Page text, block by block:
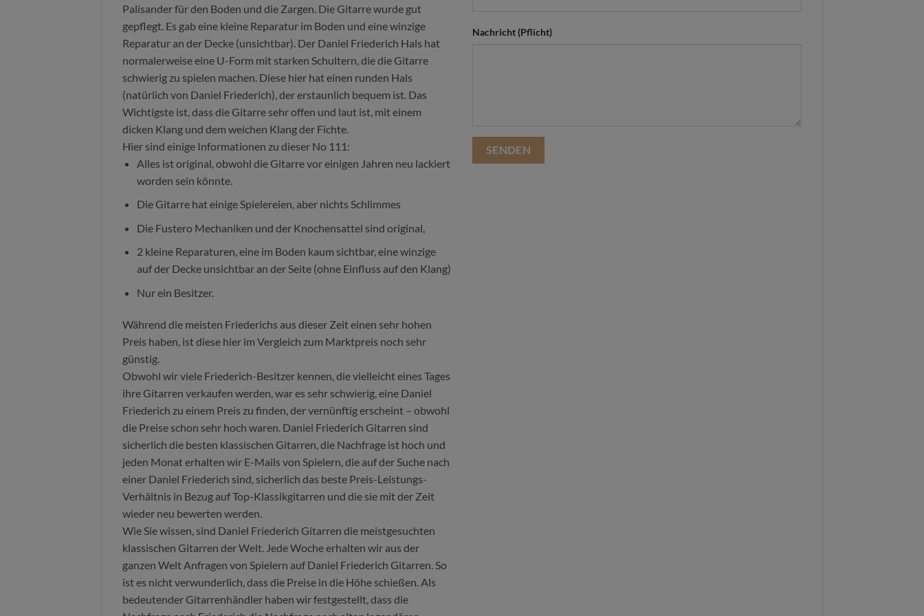
Palisander für den Boden und die Zargen. Die Gitarre wurde gut
gepflegt. Es gab eine kleine Reparatur im Boden und eine winzige
Reparatur an der Decke (unsichtbar). Der Daniel Friederich Hals hat
normalerweise eine U-Form mit starken Schultern, die die Gitarre
schwierig zu spielen machen. Diese hier hat einen runden Hals
(natürlich von Daniel Friederich), der erstaunlich bequem ist. Das
Wichtigste ist, dass die Gitarre sehr offen und laut ist, mit einem
dicken Klang und dem weichen Klang der Fichte.
Hier sind einige Informationen zu dieser No 111:
Alles ist original, obwohl die Gitarre vor einigen Jahren neu lackiert
worden sein könnte.
Die Gitarre hat einige Spielereien, aber nichts Schlimmes
Die Fustero Mechaniken und der Knochensattel sind original,
2 kleine Reparaturen, eine im Boden kaum sichtbar, eine winzige
auf der Decke unsichtbar an der Seite (ohne Einfluss auf den Klang)
Nur ein Besitzer.
Während die meisten Friederichs aus dieser Zeit einen sehr hohen
Preis haben, ist diese hier im Vergleich zum Marktpreis noch sehr
günstig.
Obwohl wir viele Friederich-Besitzer kennen, die vielleicht eines Tages
ihre Gitarren verkaufen werden, war es sehr schwierig, eine Daniel
Friederich zu einem Preis zu finden, der vernünftig erscheint – obwohl
die Preise schon sehr hoch waren. Daniel Friederich Gitarren sind
sicherlich die besten klassischen Gitarren, die Nachfrage ist hoch und
jeden Monat erhalten wir E-Mails von Spielern, die auf der Suche nach
einer Daniel Friederich sind, sicherlich das beste Preis-Leistungs-
Verhältnis in Bezug auf Top-Klassikgitarren und die sie mit der Zeit
wieder neu bewerten werden.
Wie Sie wissen, sind Daniel Friederich Gitarren die meistgesuchten
klassischen Gitarren der Welt. Jede Woche erhalten wir aus der
ganzen Welt Anfragen von Spielern auf Daniel Friederich Gitarren. So
ist es nicht verwunderlich, dass die Preise in die Höhe schießen. Als
bedeutender Gitarrenhändler haben wir festgestellt, dass die
Nachricht (Pflicht)